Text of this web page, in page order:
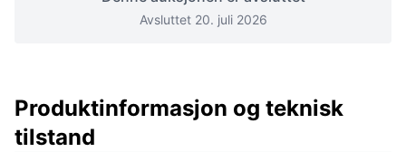
Avsluttet 20. juli 2026
Produktinformasjon og teknisk
tilstand